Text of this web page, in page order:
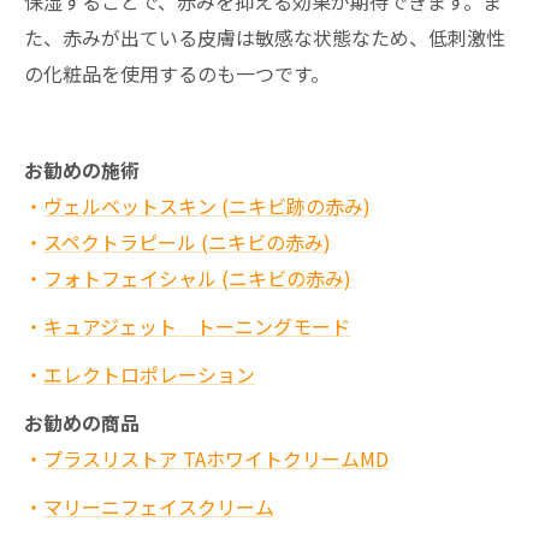
た、赤みが出ている皮膚は敏感な状態なため、低刺激性
の化粧品を使用するのも一つです。
お勧めの施術
・ ヴェルベットスキン (ニキビ跡の赤み)
・ スペクトラピール (ニキビの赤み)
・ フォトフェイシャル (ニキビの赤み)
・ キュアジェット トーニングモード
・ エレクトロポレーション
お勧めの商品
・ プラスリストア TAホワイトクリームMD
・ マリーニフェイスクリーム